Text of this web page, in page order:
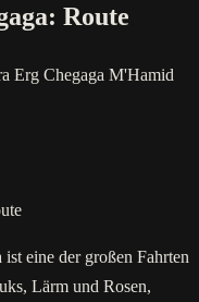
Route
Erg Chegaga M'Hamid
eine der großen Fahrten
Lärm und Rosen,